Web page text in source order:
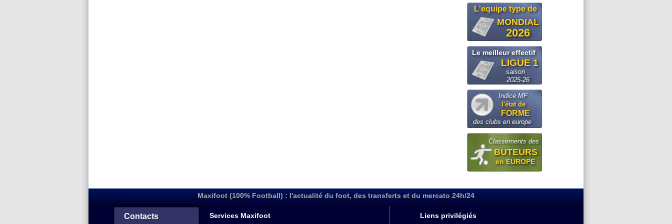
L'equipe type de
MONDIAL
2026
Le meilleur effectif
LIGUE 1
saison
2025-26
Indice MF :
l'état de
FORME
des clubs en europe
Classements des
BUTEURS
en EUROPE
Maxifoot (100% Football) : l'actualité du foot, des transferts et du mercato 24h/24
Contacts Services Maxifoot Liens privilégiés